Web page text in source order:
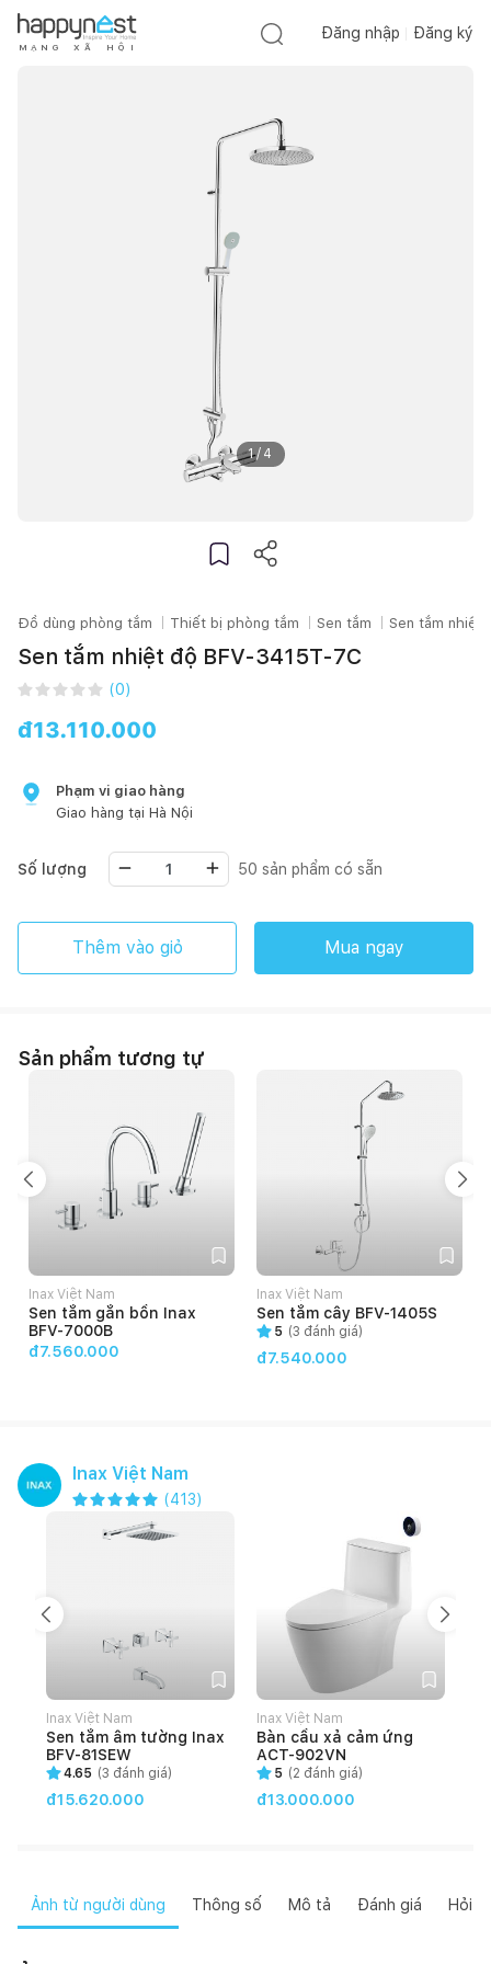
M Ạ N G X Ã H Ộ I
Đăng nhập Đăng ký
1/ 4
Đồ dùng phòng tắm Thiết bị phòng tắm Sen tắm Sen tắm nhiệt
Sen tắm nhiệt độ BFV-3415T-7C
(0)
đ13.110.000
Phạm vi giao hàng
Giao hàng tại Hà Nội
Số lượng 50 sản phẩm có sẵn
Thêm vào giỏ Mua ngay
Sản phẩm tương tự
Inax Việt Nam
Sen tắm gắn bồn Inax
BFV-7000B
đ7.560.000
Inax Việt Nam
Sen tắm cây BFV-1405S
5 (3 đánh giá)
đ7.540.000
Inax Việt Nam
(413)
Inax Việt Nam
Sen tắm âm tường Inax
BFV-81SEW
4.65 (3 đánh giá)
đ15.620.000
Inax Việt Nam
Bàn cầu xả cảm ứng
ACT-902VN
5 (2 đánh giá)
đ13.000.000
Ảnh từ người dùng Thông số Mô tả Đánh giá Hỏi